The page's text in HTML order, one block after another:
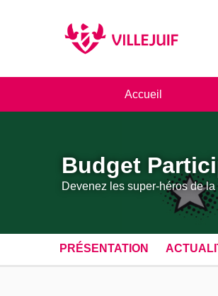
Accueil
Budget
Devenez les super-héros de
PRÉSENTATION